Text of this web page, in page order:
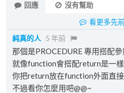
回應
沒有幫助
看更多先
純真的人
5 年前
那個是PROCEDURE 專用搭配參
就像function會搭配return是一
你把return放在function外面直
不過看你怎麼用吧@@~